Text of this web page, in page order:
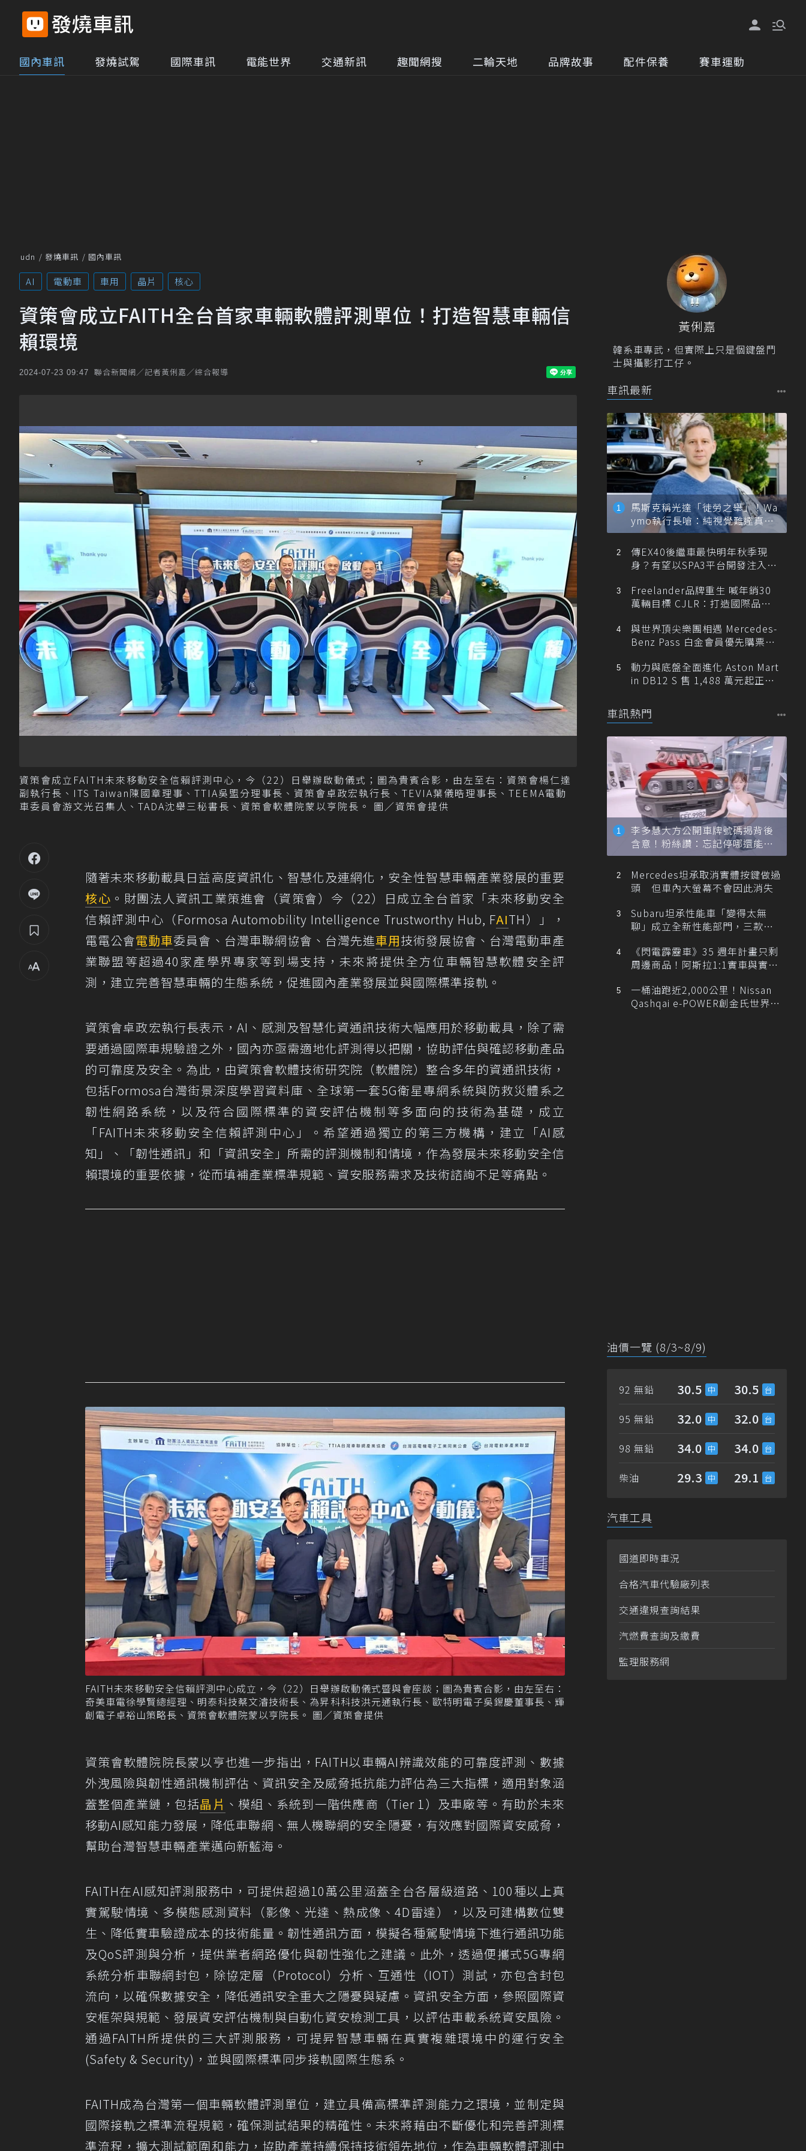
國內車訊 發燒試駕 國際車訊 電能世界 交通新訊 趣聞網搜 二輪天地 品牌故事 配件保養 賽車運動
udn 發燒車訊 國內車訊
AI 電動車 車用 晶片 核心
資策會成立FAITH全台首家車輛軟體評測單位！打造智慧車輛信
賴環境
2024-07-23 09:47 聯合新聞網／記者黃俐嘉／綜合報導
資策會成立FAITH未來移動安全信賴評測中心，今（22）日舉辦啟動儀式；圖為貴賓合影，由左至右：資策會楊仁達
副執行長、ITS Taiwan陳國章理事、TTIA吳盟分理事長、資策會卓政宏執行長、TEVIA葉儀晧理事長、TEEMA電動
車委員會游文光召集人、TADA沈舉三秘書長、資策會軟體院蒙以亨院長。 圖／資策會提供
隨著未來移動載具日益高度資訊化、智慧化及連網化，安全性智慧車輛產業發展的重要
核心 。財團法人資訊工業策進會（資策會）今（22）日成立全台首家「未來移動安全
信賴評測中心（Formosa Automobility Intelligence Trustworthy Hub, FAITH）」，
電電公會電動車委員會、台灣車聯網協會、台灣先進車用技術發展協會、台灣電動車產
業聯盟等超過40家產學界專家等到場支持，未來將提供全方位車輛智慧軟體安全評
測，建立完善智慧車輛的生態系統，促進國內產業發展並與國際標準接軌。
資策會卓政宏執行長表示，AI、感測及智慧化資通訊技術大幅應用於移動載具，除了需
要通過國際車規驗證之外，國內亦亟需適地化評測得以把關，協助評估與確認移動產品
的可靠度及安全。為此，由資策會軟體技術研究院（軟體院）整合多年的資通訊技術，
包括Formosa台灣街景深度學習資料庫、全球第一套5G衛星專網系統與防救災體系之
韌性網路系統，以及符合國際標準的資安評估機制等多面向的技術為基礎，成立
「FAITH未來移動安全信賴評測中心」。希望通過獨立的第三方機構，建立「AI感
知」、「韌性通訊」和「資訊安全」所需的評測機制和情境，作為發展未來移動安全信
賴環境的重要依據，從而填補產業標準規範、資安服務需求及技術諮詢不足等痛點。
FAITH未來移動安全信賴評測中心成立，今（22）日舉辦啟動儀式暨與會座談；圖為貴賓合影，由左至右：
奇美車電徐學賢總經理、明泰科技蔡文濬技術長、為昇科科技洪元通執行長、歐特明電子吳錫慶董事長、輝
創電子卓裕山策略長、資策會軟體院蒙以亨院長。 圖／資策會提供
資策會軟體院院長蒙以亨也進一步指出，FAITH以車輛AI辨識效能的可靠度評測、數據
外洩風險與韌性通訊機制評估、資訊安全及威脅抵抗能力評估為三大指標，適用對象涵
蓋整個產業鏈，包括晶片 、模組、系統到一階供應商（Tier 1）及車廠等。有助於未來
移動AI感知能力發展，降低車聯網、無人機聯網的安全隱憂，有效應對國際資安威脅，
幫助台灣智慧車輛產業邁向新藍海。
FAITH在AI感知評測服務中，可提供超過10萬公里涵蓋全台各層級道路、100種以上真
實駕駛情境、多模態感測資料（影像、光達、熱成像、4D雷達），以及可建構數位雙
生、降低實車驗證成本的技術能量。韌性通訊方面，模擬各種駕駛情境下進行通訊功能
及QoS評測與分析，提供業者網路優化與韌性強化之建議。此外，透過便攜式5G專網
系統分析車聯網封包，除協定層（Protocol）分析、互通性（IOT）測試，亦包含封包
流向，以確保數據安全，降低通訊安全重大之隱憂與疑慮。資訊安全方面，參照國際資
安框架與規範、發展資安評估機制與自動化資安檢測工具，以評估車載系統資安風險。
通過FAITH所提供的三大評測服務，可提昇智慧車輛在真實複雜環境中的運行安全
(Safety & Security)，並與國際標準同步接軌國際生態系。
FAITH成為台灣第一個車輛軟體評測單位，建立具備高標準評測能力之環境，並制定與
國際接軌之標準流程規範，確保測試結果的精確性。未來將藉由不斷優化和完善評測標
準流程，擴大測試範圍和能力，協助產業持續保持技術領先地位，作為車輛軟體評測中
黃俐嘉
韓系車專武，但實際上只是個鍵盤鬥
士與攝影打工仔。
車訊最新
馬斯克稱光達「徒勞之舉」！Wa
ymo執行長嗆：純視覺難達真正
自動駕駛
傳EX40後繼車最快明年秋季現
身？有望以SPA3平台開發注入80
Freelander品牌重生 喊年銷30
萬輛目標 CJLR：打造國際品牌
與世界頂尖樂團相遇 Mercedes-
Benz Pass 白金會員優先購票維
動力與底盤全面進化 Aston Mart
in DB12 S 售 1,488 萬元起正式
車訊熱門
李多慧大方公開車牌號碼揭背後
含意！粉絲讚：忘記停哪還能幫
忙找車
Mercedes坦承取消實體按鍵做過
頭 但車內大螢幕不會因此消失
Subaru坦承性能車「變得太無
聊」成立全新性能部門，三款手
《閃電霹靂車》35 週年計畫只剩
周邊商品！阿斯拉1:1實車與實體
一桶油跑近2,000公里！Nissan
Qashqai e-POWER創金氏世界紀
油價一覽 (8/3~8/9)
92 無鉛 30.5 30.5
95 無鉛 32.0 32.0
98 無鉛 34.0 34.0
柴油 29.3 29.1
汽車工具
國道即時車況
合格汽車代驗廠列表
交通違規查詢結果
汽燃費查詢及繳費
監理服務網